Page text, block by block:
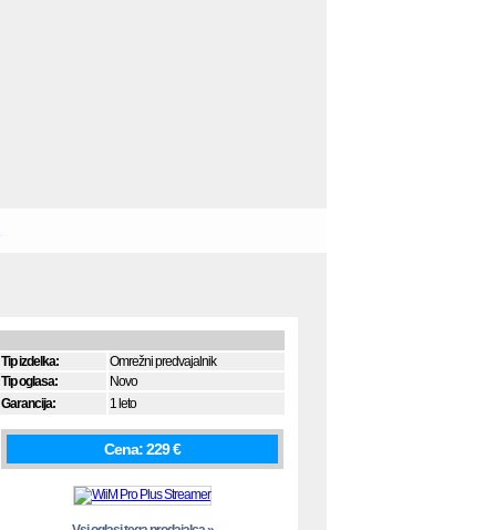
Tip izdelka:
Omrežni predvajalnik
Tip oglasa:
Novo
Garancija: 1 leto
Cena: 229 €